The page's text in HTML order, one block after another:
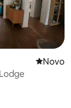
Novo
Novo